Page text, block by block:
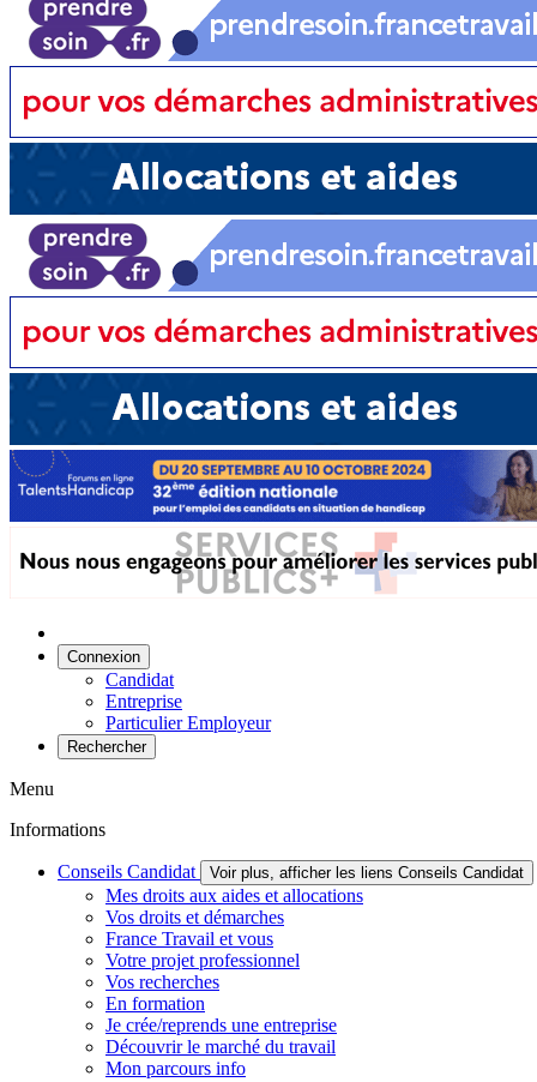
Connexion
Candidat
Entreprise
Particulier Employeur
Rechercher
Menu
Informations
Conseils Candidat Voir plus, afficher les liens Conseils Candidat
Mes droits aux aides et allocations
Vos droits et démarches
France Travail et vous
Votre projet professionnel
Vos recherches
En formation
Je crée/reprends une entreprise
Découvrir le marché du travail
Mon parcours info